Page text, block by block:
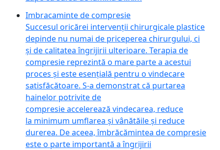
Imbracaminte de compresie
Succesul oricărei intervenții chirurgicale plastice
depinde nu numai de priceperea chirurgului, ci
și de calitatea îngrijirii ulterioare. Terapia de
compresie reprezintă o mare parte a acestui
proces și este esențială pentru o vindecare
satisfăcătoare. S-a demonstrat că purtarea
hainelor potrivite de
compresie accelerează vindecarea, reduce
la minimum umflarea și vânătăile și reduce
durerea. De aceea, îmbrăcămintea de compresie
este o parte importantă a îngrijirii